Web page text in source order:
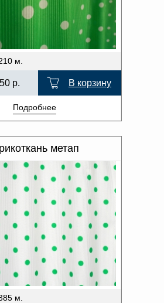
м.
р. В корзину
Подробнее
метап
м.